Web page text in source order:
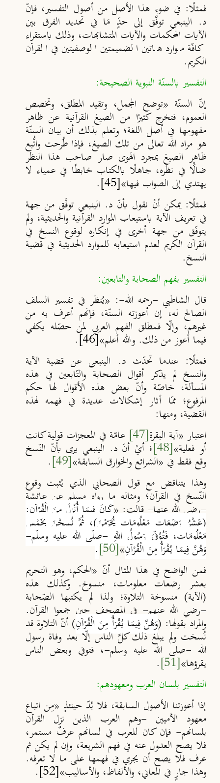
فمثلًا: في ضوء هذا الأصل من أصول التفسير، فإنّ
د. الينبعي توفَّق إلى حدٍّ مَا في تحديد الفرق بين
الآيات المحكمات والآيات المتشابهات، وذلك باستقراء
كافّة موارد هاتين الضميمتين الوصفيتين في القرآن
الكريم.
التفسير بالسنّة النبوية الصحيحة:
إنّ السنّة «توضح المجمل، وتقيد المطلق، وتخصص
العموم، فتخرج كثيرًا من الصيغ القرآنية عن ظاهر
مفهومها في أصل اللغة؛ وتعلم بذلك أن بيان السنة
هو مراد الله تعالى من تلك الصيغ، فإذا طُرحت واتُّبع
ظاهر الصيغ بمجرد الهوى صار صاحب هذا النظر
ضالًّا في نظره، جاهلًا بالكتاب خابطًا في عمياء لا
يهتدي إلى الصواب فيها»
[45]
.
فمثلًا: يمكن أنْ نقول بأنّ د. الينبعي توفَّق من جهة
في تعريف الآية باستيعاب الموارد القرآنية والحديثية، ولم
يتوفّق من جهة أخرى في إنكاره لوقوع النسخ في
القرآن الكريم لعدم استيعابه للموارد الحديثية في قضية
النسخ.
التفسير بفهم الصحابة والتابعين:
قال الشاطبي -رحمه الله-: «يُنظر في تفسير السلف
الصالح له، إن أعوزته السنّة، فإنهم أعرف به من
غيرهم، وإلّا فمطلق الفهم العربي لمن حصّله يكفي
فيما أعوز من ذلك. والله أعلم»
[46]
.
فمثلًا: عندما تحدّث د. الينبعي عن قضية الآية
والنسخ لم يذكر أقوال الصحابة والتّابعين في هذه
المسألة، خاصّة وأنّ بعض هذه الأقوال لها حكم
المرفوع؛ ممّا أثار إشكالات عديدة في فهمه لهذه
القضية، ومنها:
اعتبار «آية البقرة[47] عامّة في المعجزات قولية كانت
أو فعلية»[48] ؛ أيْ أنّ د. الينبعي يرى بأنّ النّسخ
وقع فقط في «الشرائع والخوارق السابقة»
[49]
.
وهذا يتناقض مع قول الصحابي الذي يُثبت وقوع
النّسخ في القرآن؛ ومثاله ما رواه مسلم عن عائشة
-رضي الله عنها- قالت: «كَانَ فِيمَا أُنْزِلَ مِنَ الْقُرْآن:
(عَشْرُ رَضَعَاتٍ مَعْلُومَاتٍ يُحَرِّمْنَ)، ثُمَّ نُسِخْنَ بِخَمْسٍ
مَعْلُومَاتٍ، فَتُوُفِّيَ رَسُولُ اللَّهِ -صلى الله عليه وسلم-
وَهُنَّ فِيمَا يُقْرَأُ مِنَ الْقُرْآنِ»
[50]
‏.
فمن الواضح في هذا المثال أنّ «الحكم، وهو التحريم
بعشر رضعات معلومات، منسوخ. وكذلك هذه
(الآية) منسوخة التلاوة؛ ولذا لم يكتبها الصّحابة
-رضي الله عنهم- في المصحف حين جمعوا القرآن.
والمراد بقولها: (وَهُنَّ فِيمَا يُقْرَأُ مِنَ الْقُرْآنِ) أنّ التلاوة قد
نُسخت ولم يبلغ ذلك كلَّ الناس إلّ ا بعد وفاة رسول
الله -صلى الله عليه وسلم-، فتوفي وبعض الناس
يقرؤها»
[51]
.
التفسير بلسان العرب ومعهودهم:
إذا أعوزتنا الأصول السابقة، فلا بُدّ حينئذٍ «مِن اتباع
معهود الأميين -وهم العرب الذين نزل القرآن
بلسانهم- فإن كان للعرب في لسانهم عرفٌ مستمر،
فلا يصح العدول عنه في فهم الشريعة، وإن لم يكن ثم
عرف فلا يصح أن يجري في فهمها على ما لا تعرفه.
وهذا جارٍ في المعاني، والألفاظ، والأساليب»[52]
.